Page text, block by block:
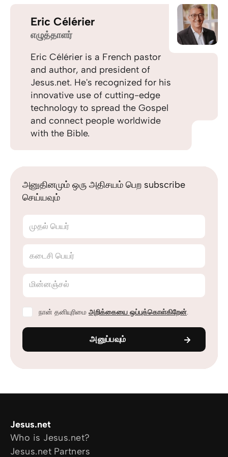
Eric Célérier
எழுத்தாளர்
Eric Célérier is a French pastor
and author, and president of
Jesus.net. He's recognized for his
innovative use of cutting-edge
technology to spread the Gospel
and connect people worldwide
with the Bible.
அனுதினமும் ஒரு அதிசயம் பெற subscribe
செய்யவும்
முதல் பெயர்
கடைசி பெயர்
மின்னஞ்சல்
நான் தனியுரிமை அறிக்கையை ஒப்புக்கொள்கிறேன்.
அனுப்பவும்
Jesus.net
Who is Jesus.net?
Jesus.net Partners